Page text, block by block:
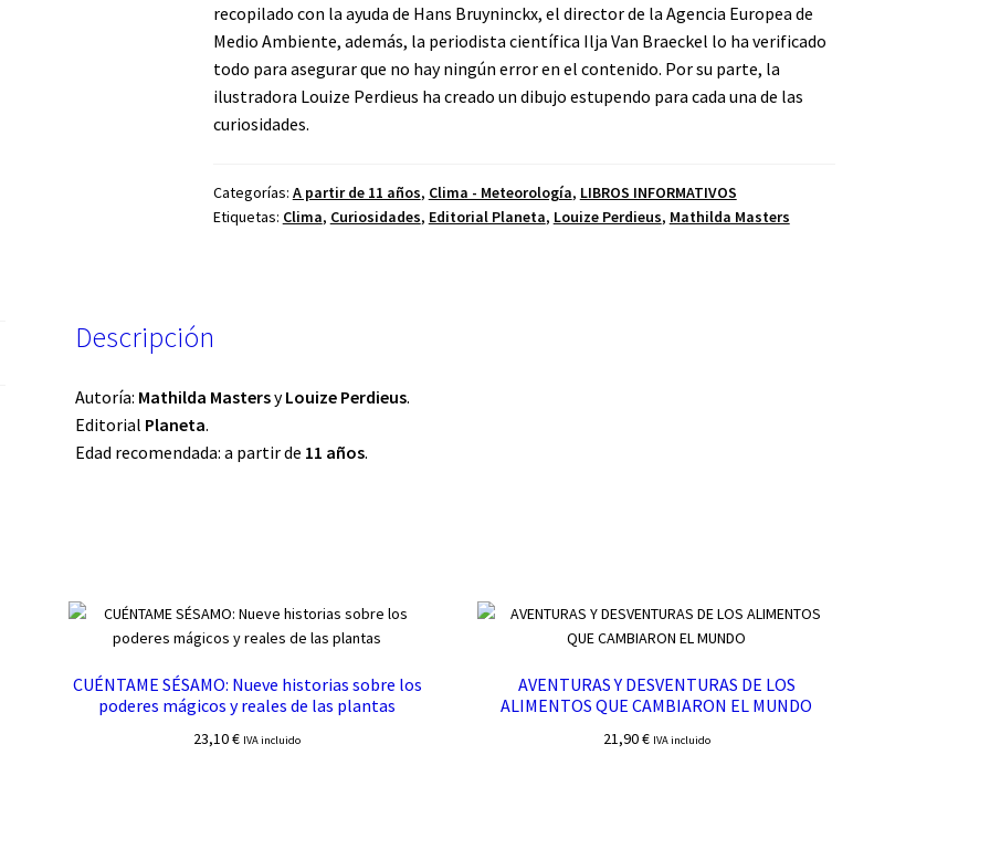
recopilado con la ayuda de Hans Bruyninckx, el director de la Agencia Europea de
Medio Ambiente, además, la periodista científica Ilja Van Braeckel lo ha verificado
todo para asegurar que no hay ningún error en el contenido. Por su parte, la
ilustradora Louize Perdieus ha creado un dibujo estupendo para cada una de las
curiosidades.
Categorías: A partir de 11 años, Clima - Meteorología, LIBROS INFORMATIVOS
Etiquetas: Clima, Curiosidades, Editorial Planeta, Louize Perdieus, Mathilda Masters
Descripción
Autoría: Mathilda MastersyLouize Perdieus.
Editorial Planeta.
Edad recomendada: a partir de 11 años.
CUÉNTAME SÉSAMO: Nueve historias sobre los
poderes mágicos y reales de las plantas
23,10€ IVA incluido
AVENTURAS Y DESVENTURAS DE LOS
ALIMENTOS QUE CAMBIARON EL MUNDO
21,90€ IVA incluido